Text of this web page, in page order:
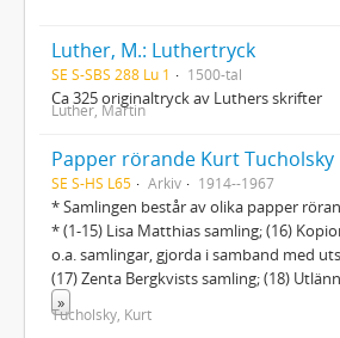
Luther, M.: Luthertryck
SE S-SBS 288 Lu 1 1500-tal
Ca 325 originaltryck av Luthers skrifter
Luther, Martin
Papper rörande Kurt Tucholsky
SE S-HS L65 Arkiv 1914--1967
* Samlingen består av olika papper
* (1-15) Lisa Matthias samling; (16)
o.a. samlingar, gjorda i samband med
(17) Zenta Bergkvists samling; (18)
»
Tucholsky, Kurt